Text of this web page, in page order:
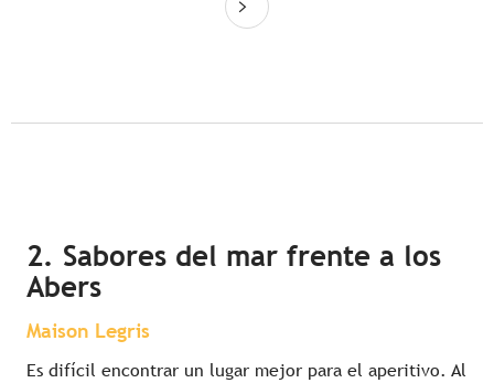
2. Sabores del mar frente a los
Abers
Maison Legris
Es difícil encontrar un lugar mejor para el aperitivo. Al